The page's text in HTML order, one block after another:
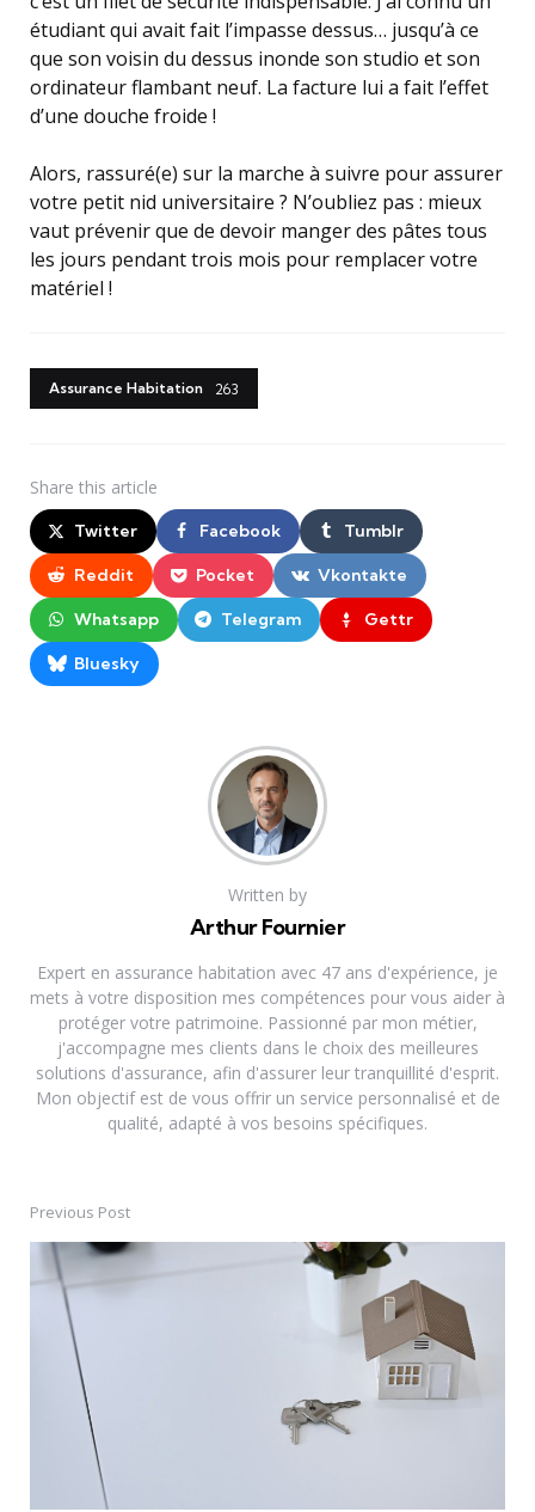
étudiant qui avait fait l’impasse dessus… jusqu’à ce
que son voisin du dessus inonde son studio et son
ordinateur flambant neuf. La facture lui a fait l’effet
d’une douche froide !
Alors, rassuré(e) sur la marche à suivre pour assurer
votre petit nid universitaire ? N’oubliez pas : mieux
vaut prévenir que de devoir manger des pâtes tous
les jours pendant trois mois pour remplacer votre
matériel !
Assurance Habitation 263
Share this article
Twitter Facebook Tumblr
Reddit Pocket Vkontakte
Whatsapp Telegram Gettr
Bluesky
Written by
Arthur Fournier
Expert en assurance habitation avec 47 ans d'expérience, je
mets à votre disposition mes compétences pour vous aider à
protéger votre patrimoine. Passionné par mon métier,
j'accompagne mes clients dans le choix des meilleures
solutions d'assurance, afin d'assurer leur tranquillité d'esprit.
Mon objectif est de vous offrir un service personnalisé et de
qualité, adapté à vos besoins spécifiques.
Post
navigation
Previous Post